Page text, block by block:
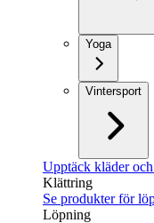
Yoga
Vintersport
Upptäck kläder
Klättring
Se produkter för
Löpning